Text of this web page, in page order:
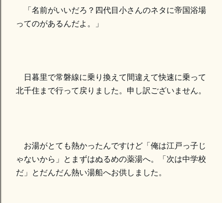
「名前がいいだろ？四代目小さんのネタに帝国浴場
ってのがあるんだよ。」
日暮里で常磐線に乗り換えて間違えて快速に乗って
北千住まで行って戻りました。申し訳ございません。
お湯がとても熱かったんですけど「俺は江戸っ子じ
ゃないから」とまずはぬるめの薬湯へ。「次は中学校
だ」とだんだん熱い湯船へお供しました。